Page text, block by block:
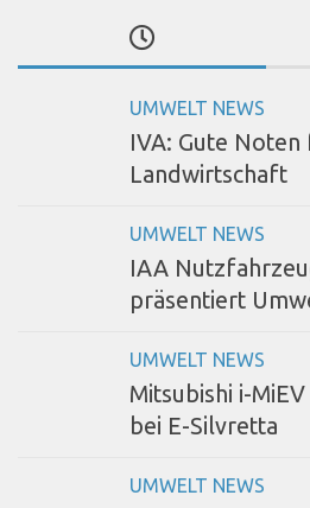
UMWELT NEWS
IVA: Gute
Landwirtschaft
UMWELT NEWS
IAA
präsentiert
UMWELT NEWS
Mitsubishi i-
bei E-Silvretta
UMWELT NEWS